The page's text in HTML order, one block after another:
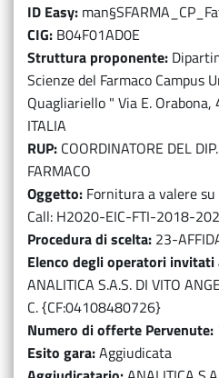
ID Easy
CIG B04F01AD0E
Struttura proponente
Scienze del Farmaco Campus
Quagliariello " Via E.
ITALIA
RUP COORDINATORE DEL
FARMACO
Oggetto Fornitura a valere
Call: H2020-EIC-FTI-2018-
Procedura di scelta 23-
Elenco degli operatori
ANALITICA S.A.S. DI VITO
C. {CF:04108480726}
Numero di offerte Pervenute
Esito gara Aggiudicata